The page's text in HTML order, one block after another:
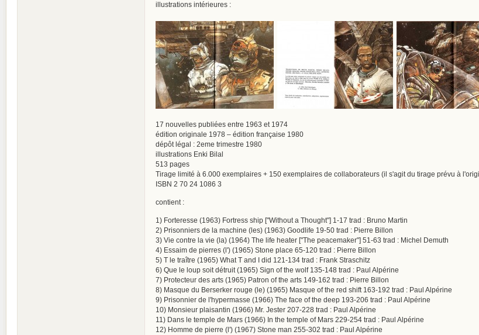
illustrations intérieures :
17 nouvelles publiées entre 1963 et 1974
édition originale 1978 – édition française 1980
dépôt légal : 2eme trimestre 1980
illustrations Enki Bilal
513 pages
Tirage limité à 6.000 exemplaires + 150 exemplaires de collaborateurs (il s'agit du tirage prévu à
ISBN 2 70 24 1086 3
contient :
1) Forteresse (1963) Fortress ship ["Without a Thought"] 1-17 trad : Bruno Martin
2) Prisonniers de la machine (les) (1963) Goodlife 19-50 trad : Pierre Billon
3) Vie contre la vie (la) (1964) The life heater ["The peacemaker"] 51-63 trad : Michel Demuth
4) Essaim de pierres (l') (1965) Stone place 65-120 trad : Pierre Billon
5) T le traître (1965) What T and I did 121-134 trad : Frank Straschitz
6) Que le loup soit détruit (1965) Sign of the wolf 135-148 trad : Paul Alpérine
7) Protecteur des arts (1965) Patron of the arts 149-162 trad : Pierre Billon
8) Masque du Berserker rouge (le) (1965) Masque of the red shift 163-192 trad : Paul Alpérine
9) Prisonnier de l'hypermasse (1966) The face of the deep 193-206 trad : Paul Alpérine
10) Monsieur plaisantin (1966) Mr. Jester 207-228 trad : Paul Alpérine
11) Dans le temple de Mars (1966) In the temple of Mars 229-254 trad : Paul Alpérine
12) Homme de pierre (l') (1967) Stone man 255-302 trad : Paul Alpérine